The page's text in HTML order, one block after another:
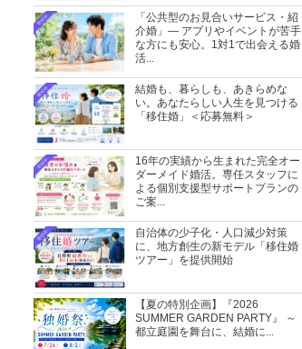
「公共型のお見合いサービス・紹
介婚」― アプリやイベントが苦手
な方にも安心。1対1で出会える婚
活...
結婚も、暮らしも、あきらめな
い。あなたらしい人生を見つける
「移住婚」＜応募無料＞
16年の実績から生まれた完全オー
ダーメイド婚活。専任スタッフに
よる個別支援型サポートプランの
ご案...
自治体の少子化・人口減少対策
に、地方創生の新モデル「移住婚
ツアー」を提供開始
【夏の特別企画】『2026
SUMMER GARDEN PARTY』 ～
都立庭園を舞台に、結婚に...